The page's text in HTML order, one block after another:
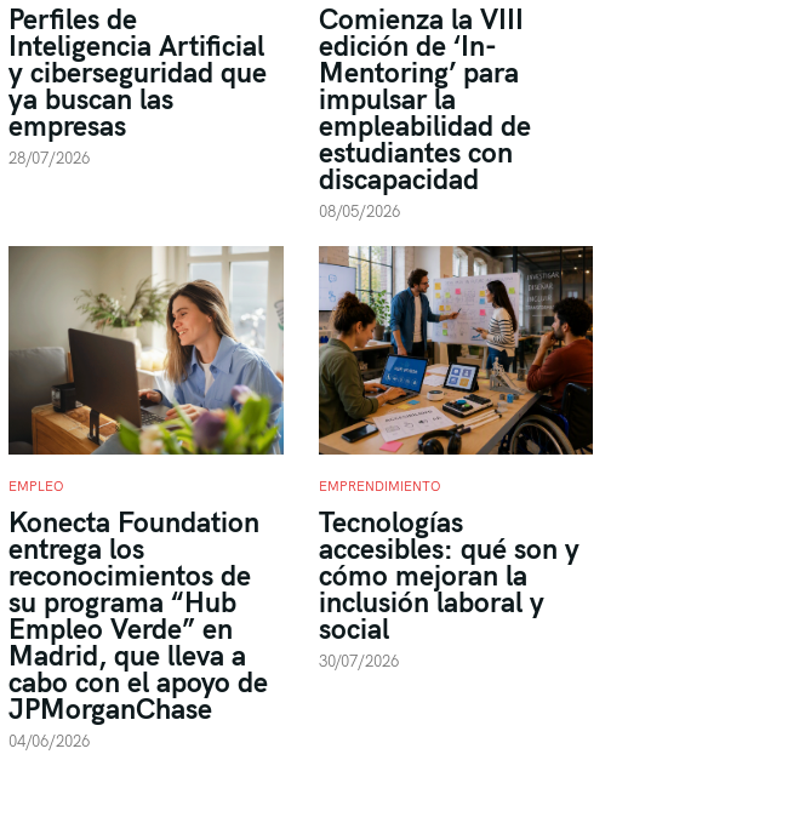
Perfiles de
Inteligencia Artificial
y ciberseguridad que
ya buscan las
empresas
28/07/2026
Comienza la VIII
edición de ‘In-
Mentoring’ para
impulsar la
empleabilidad de
estudiantes con
discapacidad
08/05/2026
EMPLEO
Konecta Foundation
entrega los
reconocimientos de
su programa “Hub
Empleo Verde” en
Madrid, que lleva a
cabo con el apoyo de
JPMorganChase
04/06/2026
EMPRENDIMIENTO
Tecnologías
accesibles: qué son y
cómo mejoran la
inclusión laboral y
social
30/07/2026